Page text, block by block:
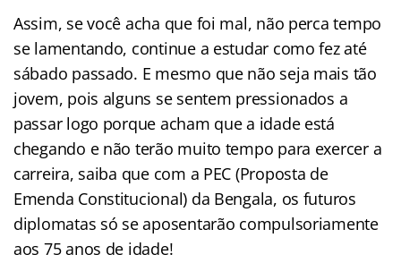
Assim, se você acha que foi mal, não perca tempo
se lamentando, continue a estudar como fez até
sábado passado. E mesmo que não seja mais tão
jovem, pois alguns se sentem pressionados a
passar logo porque acham que a idade está
chegando e não terão muito tempo para exercer a
carreira, saiba que com a PEC (Proposta de
Emenda Constitucional) da Bengala, os futuros
diplomatas só se aposentarão compulsoriamente
aos 75 anos de idade!